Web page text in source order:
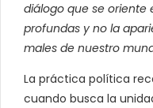
diálogo que se oriente
profundas y no la
males de nuestro
La práctica política
cuando busca la